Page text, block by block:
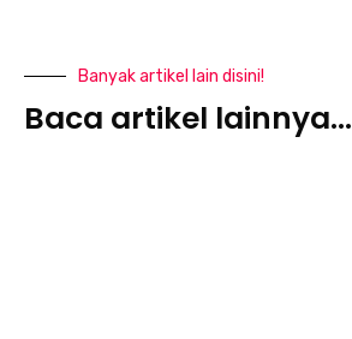
Banyak artikel lain disini!
Baca artikel lainnya...